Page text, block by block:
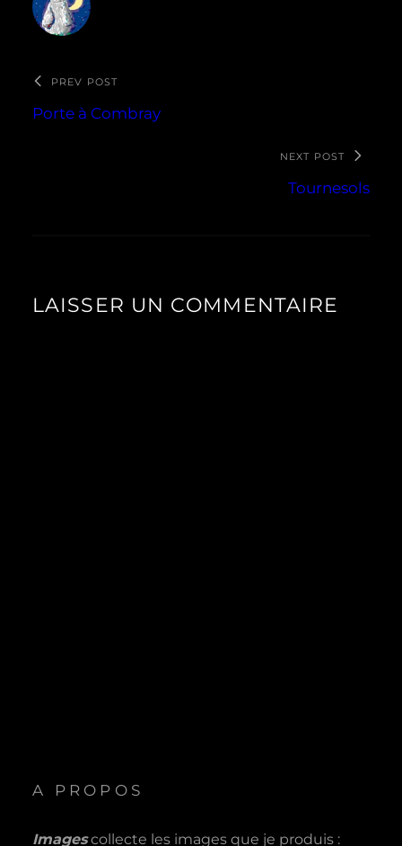
PREV POST
Porte à Combray
NEXT POST
Tournesols
LAISSER UN COMMENTAIRE
A PROPOS
Imagescollecte les images que je produis :